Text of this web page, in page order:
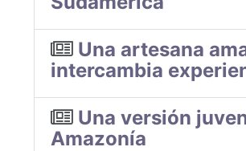
Una artesana
intercambia
Una versión
Amazonía